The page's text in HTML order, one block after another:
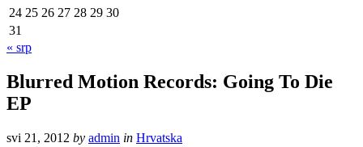
24 25 26 27 28 29 30
31
« srp
Blurred Motion Records: Going To Die
EP
svi 21, 2012 by admin in Hrvatska